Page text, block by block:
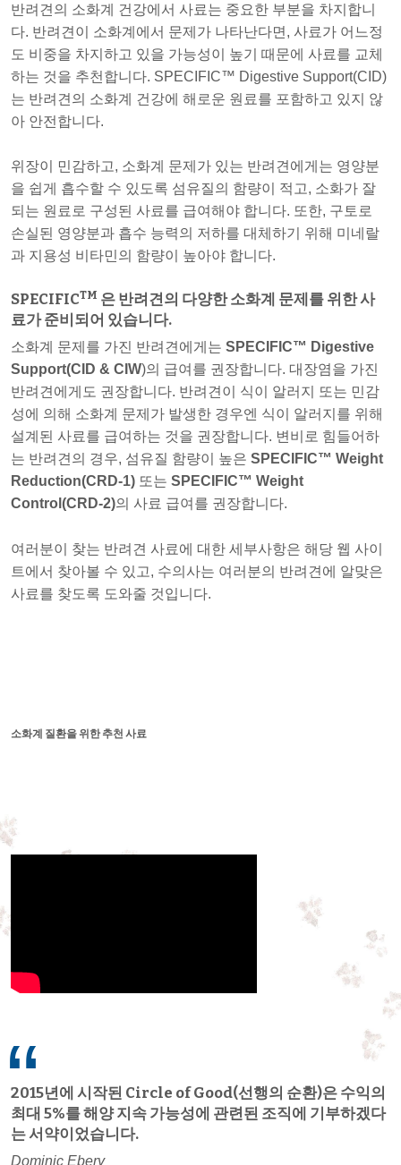
반려견의 소화계 건강에서 사료는 중요한 부분을 차지합니
다. 반려견이 소화계에서 문제가 나타난다면, 사료가 어느정
도 비중을 차지하고 있을 가능성이 높기 때문에 사료를 교체
하는 것을 추천합니다. SPECIFIC™ Digestive Support(CID)
는 반려견의 소화계 건강에 해로운 원료를 포함하고 있지 않
아 안전합니다.
위장이 민감하고, 소화계 문제가 있는 반려견에게는 영양분
을 쉽게 흡수할 수 있도록 섬유질의 함량이 적고, 소화가 잘
되는 원료로 구성된 사료를 급여해야 합니다. 또한, 구토로
손실된 영양분과 흡수 능력의 저하를 대체하기 위해 미네랄
과 지용성 비타민의 함량이 높아야 합니다.
SPECIFICTM 은 반려견의 다양한 소화계 문제를 위한 사
료가 준비되어 있습니다.
소화계 문제를 가진 반려견에게는SPECIFIC™ Digestive
Support(CID & CIW)의 급여를 권장합니다. 대장염을 가진
반려견에게도 권장합니다. 반려견이 식이 알러지 또는 민감
성에 의해 소화계 문제가 발생한 경우엔 식이 알러지를 위해
설계된 사료를 급여하는 것을 권장합니다. 변비로 힘들어하
는 반려견의 경우, 섬유질 함량이 높은SPECIFIC™ Weight
Reduction(CRD-1) 또는SPECIFIC™ Weight
Control(CRD-2)의 사료 급여를 권장합니다.
여러분이 찾는 반려견 사료에 대한 세부사항은 해당 웹 사이
트에서 찾아볼 수 있고, 수의사는 여러분의 반려견에 알맞은
사료를 찾도록 도와줄 것입니다.
소화계 질환을 위한 추천 사료
2015년에 시작된 Circle of Good(선행의 순환)은 수익의
최대 5%를 해양 지속 가능성에 관련된 조직에 기부하겠다
는 서약이었습니다.
Dominic Ebery